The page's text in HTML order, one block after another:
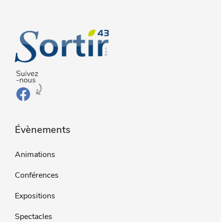
Évènements
Animations
Conférences
Expositions
Spectacles